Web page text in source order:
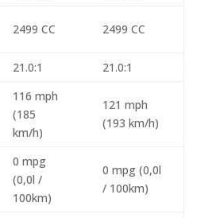
2499 CC 2499 CC
21.0:1 21.0:1
116 mph
(185
km/h)
121 mph
(193 km/h)
0 mpg
(0,0l /
100km)
0 mpg (0,0l
/ 100km)